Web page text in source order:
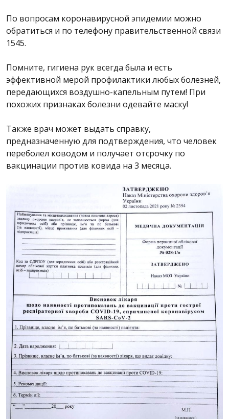
По вопросам коронавирусной эпидемии можно
обратиться и по телефону правительственной связи
1545.
Помните, гигиена рук всегда была и есть
эффективной мерой профилактики любых болезней,
передающихся воздушно-капельным путем! При
похожих признаках болезни одевайте маску!
Также врач может выдать справку,
предназначенную для подтверждения, что человек
переболел ководом и получает отсрочку по
вакцинации против ковида на 3 месяца.